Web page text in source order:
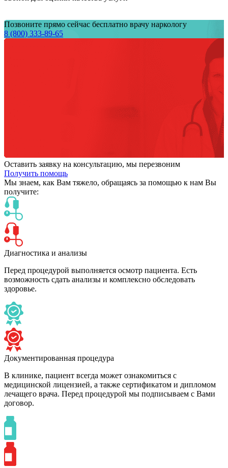
Позвоните прямо сейчас бесплатно врачу наркологу
8 (800) 333-89-65
Оставить заявку на консультацию, мы перезвоним
Получить помощь
Мы знаем, как Вам тяжело, обращаясь за помощью к нам Вы
получите:
Диагностика и анализы
Перед процедурой выполняется осмотр пациента. Есть
возможность сдать анализы и комплексно обследовать
здоровье.
Документированная процедура
В клинике, пациент всегда может ознакомиться с
медицинской лицензией, а также сертификатом и дипломом
лечащего врача. Перед процедурой мы подписываем с Вами
договор.